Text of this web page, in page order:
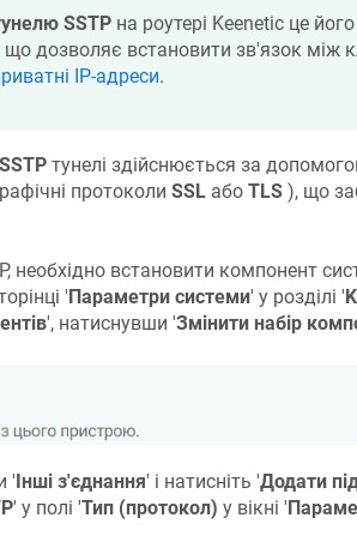
SSTPна роутері Keenetic це його
дозволяє встановити зв'язок між
IP-адреси.
SSTPтунелі здійснюється за
протоколи SSLабо TLS), що
необхідно встановити компонент
' Параметри системи' у розділі '
', натиснувши 'Змінити набір
' Інші з'єднання' і натисніть 'Додати
' у полі 'Тип (протокол) у вікні '